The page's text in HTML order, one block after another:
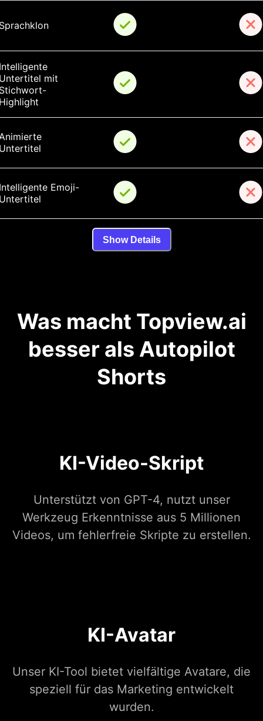
mit
Emoji-
Show Details
Was macht Topview.ai
besser als Autopilot
Shorts
KI-Video-Skript
Unterstützt von GPT-4, nutzt unser
Werkzeug Erkenntnisse aus 5 Millionen
Videos, um fehlerfreie Skripte zu erstellen.
KI-Avatar
Unser KI-Tool bietet vielfältige Avatare, die
speziell für das Marketing entwickelt
wurden.